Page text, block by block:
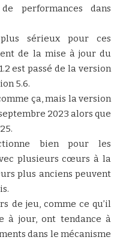
performances dans
sérieux pour ces
de la mise à jour du
est passé de la version
5.6.
ça, mais la version
2023 alors que
bien pour les
plusieurs cœurs à la
plus anciens peuvent
de jeu, comme ce qu’il
à jour, ont tendance à
dans le mécanisme